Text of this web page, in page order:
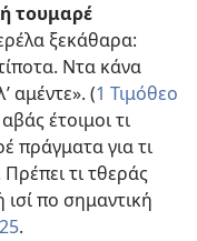
τουμαρέ
ξεκάθαρα:
Ντα κάνα
αμέντε». (1 Τιμόθεο
έτοιμοι τι
πράγματα για τι
τι τθεράς
πο σημαντική
.